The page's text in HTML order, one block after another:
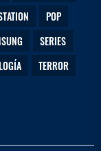
POP
SERIES
TERROR